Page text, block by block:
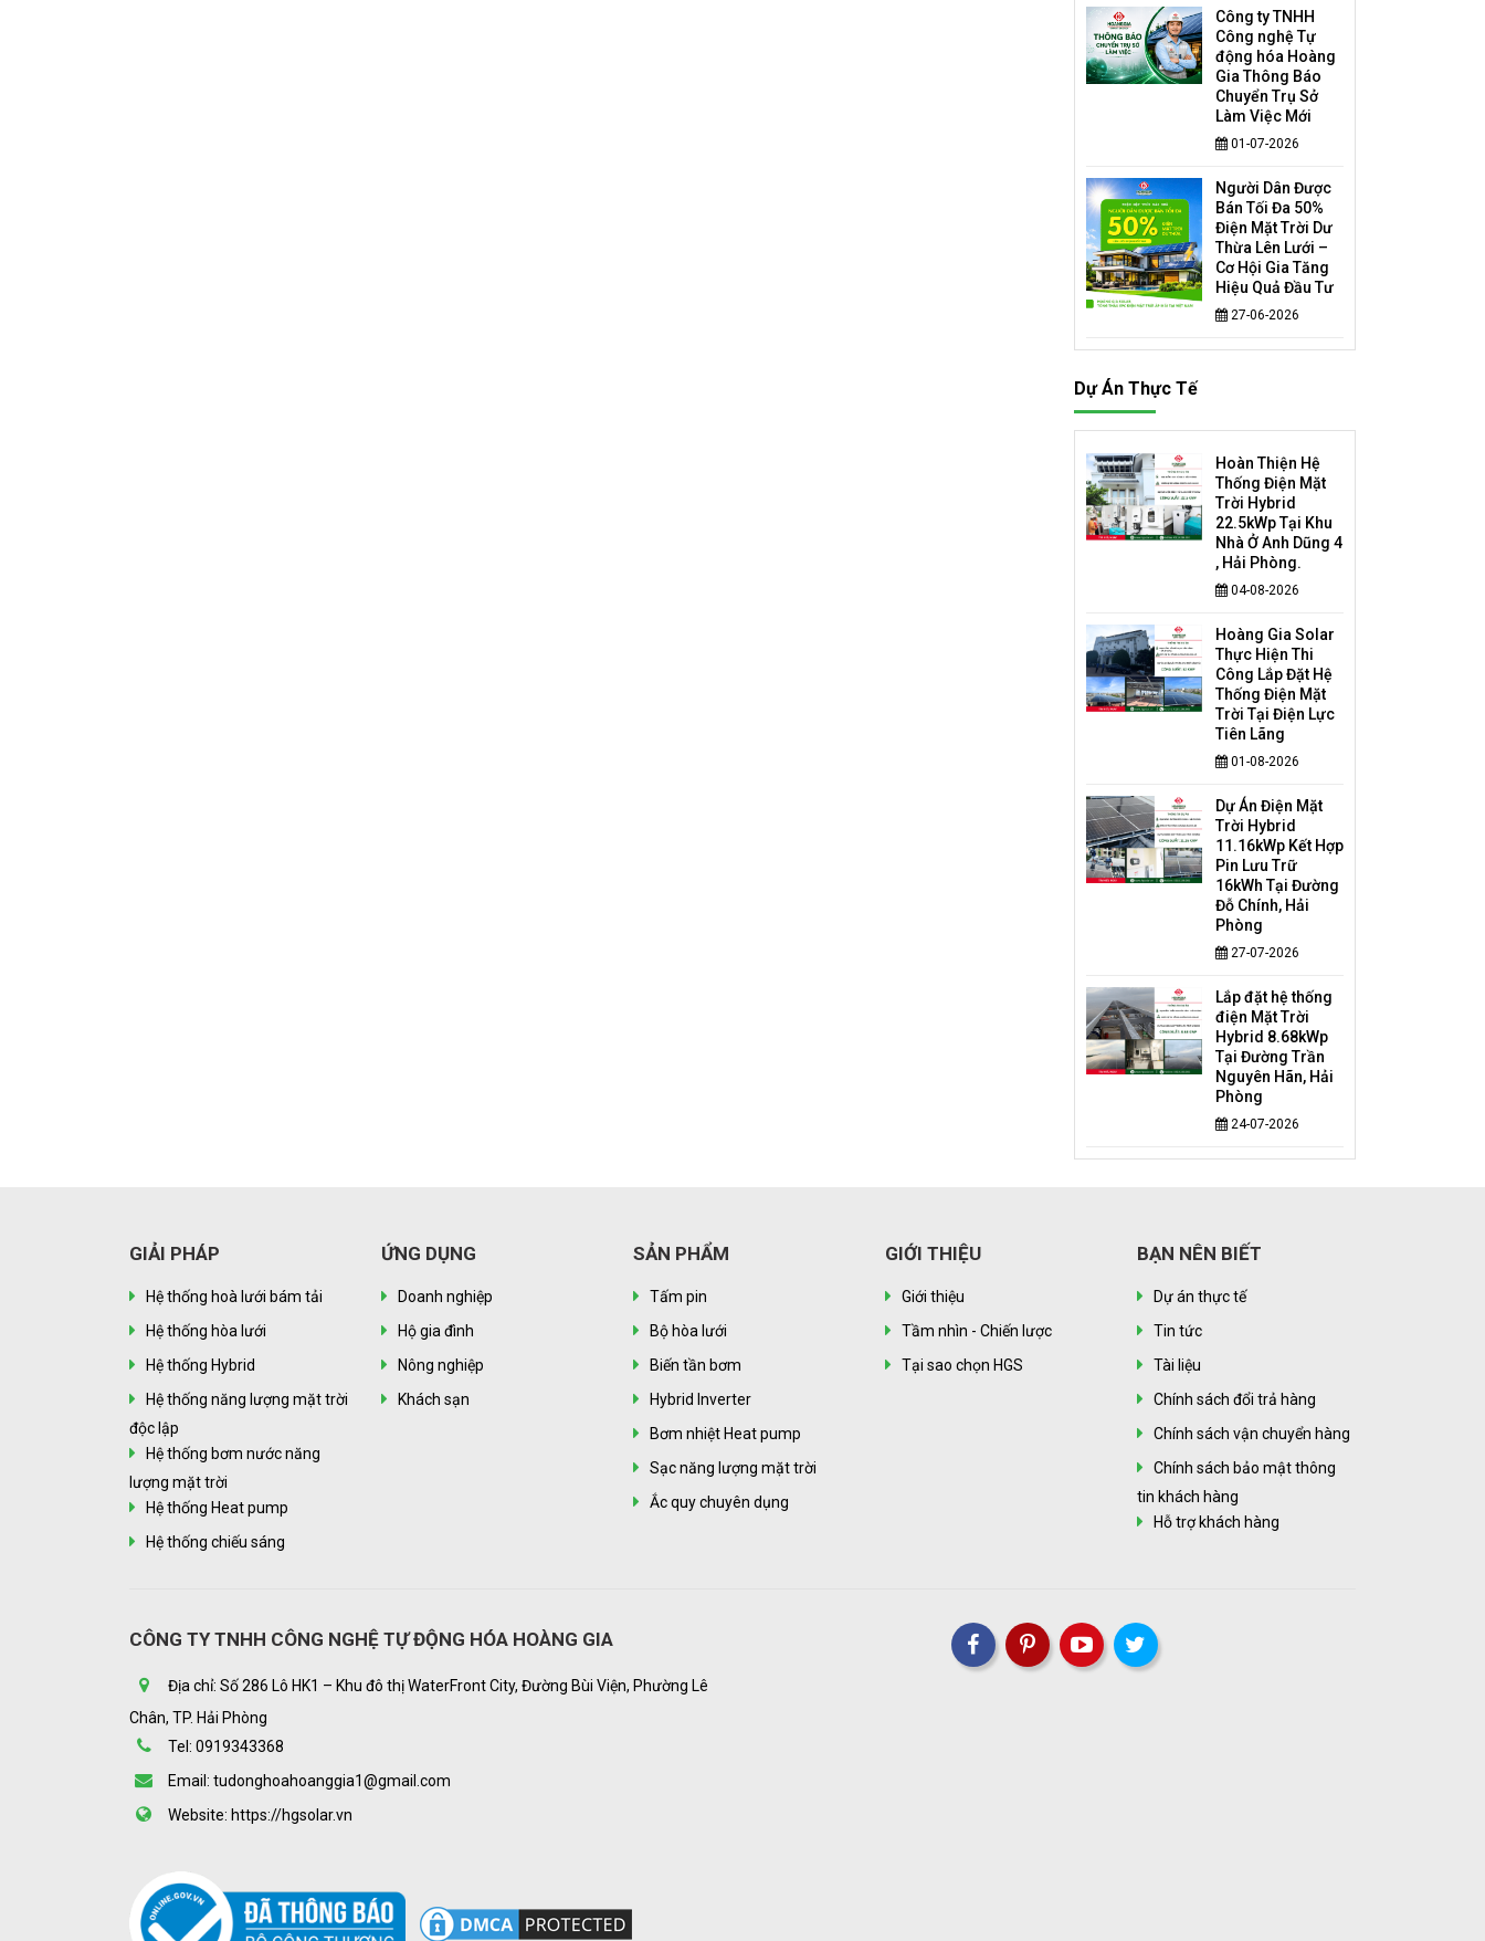
Công ty TNHH
Công nghệ Tự
động hóa Hoàng
Gia Thông Báo
Chuyển Trụ Sở
Làm Việc Mới
01-07-2026
Người Dân Được
Bán Tối Đa 50%
Điện Mặt Trời Dư
Thừa Lên Lưới –
Cơ Hội Gia Tăng
Hiệu Quả Đầu Tư
27-06-2026
Dự Án Thực Tế
Hoàn Thiện Hệ
Thống Điện Mặt
Trời Hybrid
22.5kWp Tại Khu
Nhà Ở Anh Dũng 4
, Hải Phòng.
04-08-2026
Hoàng Gia Solar
Thực Hiện Thi
Công Lắp Đặt Hệ
Thống Điện Mặt
Trời Tại Điện Lực
Tiên Lãng
01-08-2026
Dự Án Điện Mặt
Trời Hybrid
11.16kWp Kết Hợp
Pin Lưu Trữ
16kWh Tại Đường
Đỗ Chính, Hải
Phòng
27-07-2026
Lắp đặt hệ thống
điện Mặt Trời
Hybrid 8.68kWp
Tại Đường Trần
Nguyên Hãn, Hải
Phòng
24-07-2026
GIẢI PHÁP
Hệ thống hoà lưới bám tải
Hệ thống hòa lưới
Hệ thống Hybrid
Hệ thống năng lượng mặt trời
độc lập
Hệ thống bơm nước năng
lượng mặt trời
Hệ thống Heat pump
Hệ thống chiếu sáng
ỨNG DỤNG
Doanh nghiệp
Hộ gia đình
Nông nghiệp
Khách sạn
SẢN PHẨM
Tấm pin
Bộ hòa lưới
Biến tần bơm
Hybrid Inverter
Bơm nhiệt Heat pump
Sạc năng lượng mặt trời
Ắc quy chuyên dụng
GIỚI THIỆU
Giới thiệu
Tầm nhìn - Chiến lược
Tại sao chọn HGS
BẠN NÊN BIẾT
Dự án thực tế
Tin tức
Tài liệu
Chính sách đổi trả hàng
Chính sách vận chuyển hàng
Chính sách bảo mật thông
tin khách hàng
Hỗ trợ khách hàng
CÔNG TY TNHH CÔNG NGHỆ TỰ ĐỘNG HÓA HOÀNG GIA
Địa chỉ: Số 286 Lô HK1 – Khu đô thị WaterFront City, Đường Bùi Viện, Phường Lê
Chân, TP. Hải Phòng
Tel: 0919343368
Email: tudonghoahoanggia1@gmail.com
Website: https://hgsolar.vn